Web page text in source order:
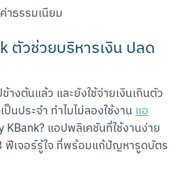
าธรรมเนียม
ตัวช่วยบริหารเงิน ปลด
างต้นแล้ว และยังใช้จ่ายเงินเกินตัว
นประจำ ทำไมไม่ลองใช้งาน แอ
KBank? แอปพลิเคชันที่ใช้งานง่าย
เจอร์รู้ใจ ที่พร้อมแก้ปัญหารูดบัตร